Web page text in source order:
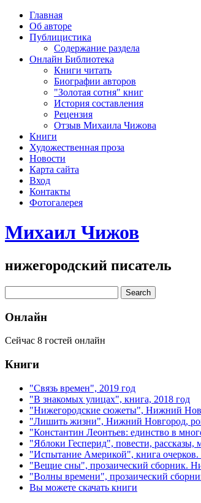
Главная
Об авторе
Публицистика
Содержание раздела
Онлайн Библиотека
Книги читать
Биографии авторов
"Золотая сотня" книг
История составления
Рецензия
Отзыв Михаила Чижова
Книги
Художественная проза
Новости
Карта сайта
Вход
Контакты
Фотогалерея
Михаил Чижов
нижегородский писатель
Онлайн
Сейчас 8 гостей онлайн
Книги
"Связь времен", 2019 год
"В знакомых улицах", книга, 2018 год
"Нижегородские сюжеты", Нижний
"Лишить жизни", Нижний Новгород,
"Константин Леонтьев: единство в
"Яблоки Гесперид", повести,
"Испытание Америкой", книга
"Вещие сны", прозаический сборник.
"Волны времени", прозаический
Вы можете скачать книги